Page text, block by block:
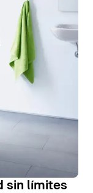
sin límites